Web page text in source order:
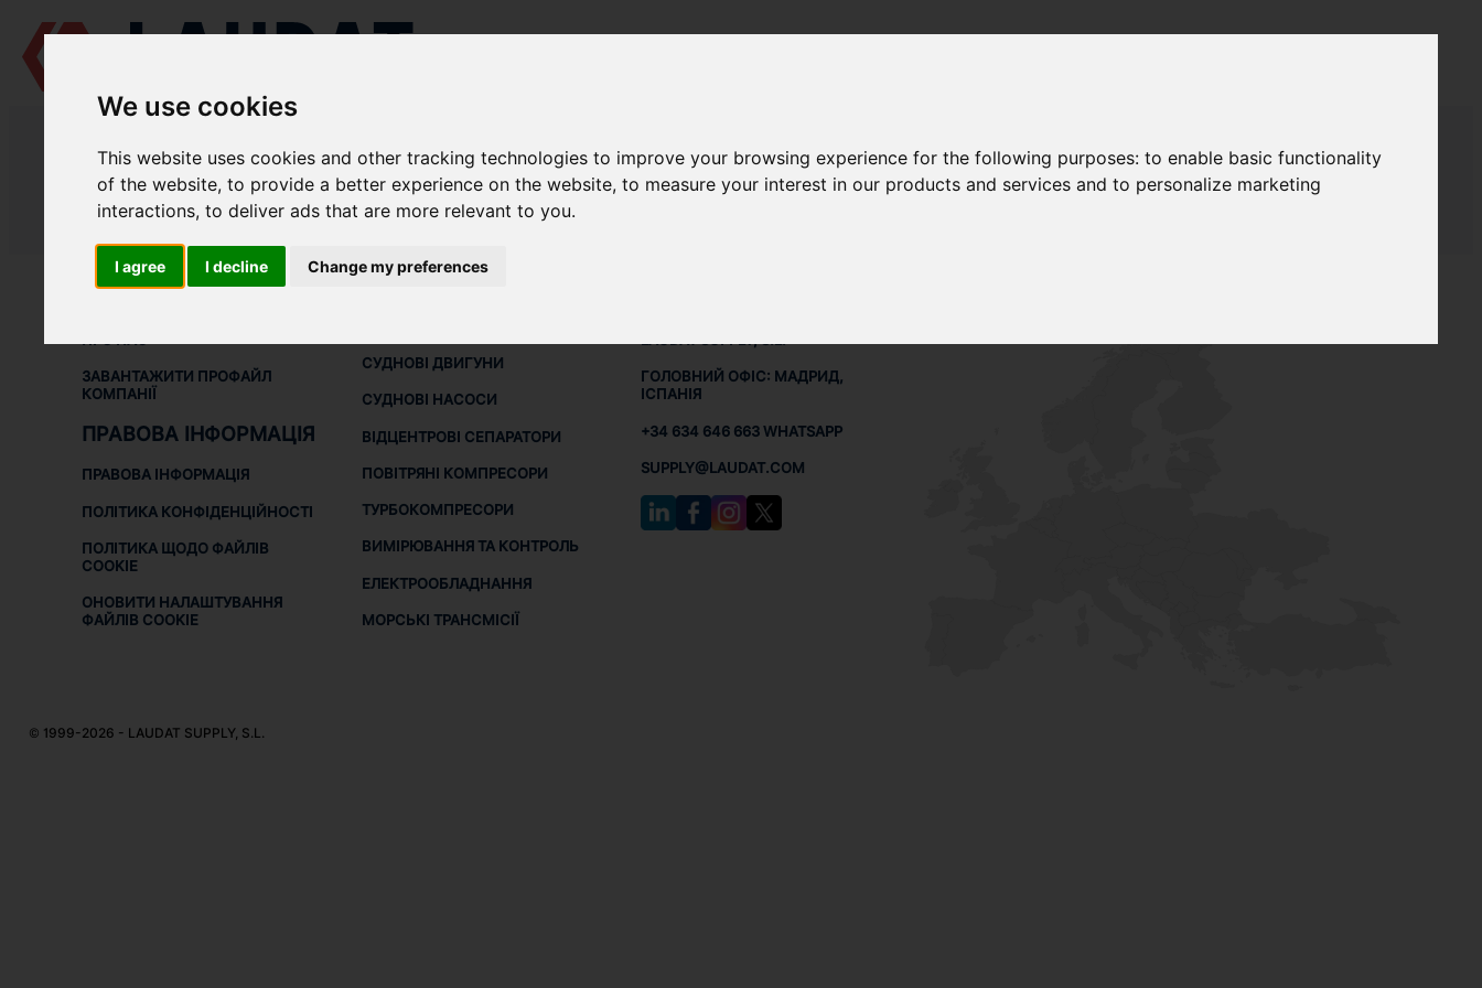
We use cookies
This website uses cookies and other tracking technologies to improve your browsing experience for the following purposes:to enable basic functionality
of the website,to provide a better experience on the website,to measure your interest in our products and services and to personalize marketing
interactions,to deliver ads that are more relevant to you.
I agree I decline Change my preferences
LAUDAT SUPPLY - ЗАПЧАСТИНИ ДЛЯ АОЗГ ЦВС 4/40
ЗАВАНТАЖИТИ ПРОФАЙЛ
КОМПАНІЇ
ПРАВОВА ІНФОРМАЦІЯ
ПРАВОВА ІНФОРМАЦІЯ
ПОЛІТИКА КОНФІДЕНЦІЙНОСТІ
ПОЛІТИКА ЩОДО ФАЙЛІВ
COOKIE
ОНОВИТИ НАЛАШТУВАННЯ
ФАЙЛІВ COOKIE
СУДНОВІ ДВИГУНИ
СУДНОВІ НАСОСИ
ВІДЦЕНТРОВІ СЕПАРАТОРИ
ПОВІТРЯНІ КОМПРЕСОРИ
ТУРБОКОМПРЕСОРИ
ВИМІРЮВАННЯ ТА КОНТРОЛЬ
ЕЛЕКТРООБЛАДНАННЯ
МОРСЬКІ ТРАНСМІСІЇ
ГОЛОВНИЙ ОФІС: МАДРИД,
ІСПАНІЯ
+34 634 646 663 WHATSAPP
SUPPLY@LAUDAT.COM
© 1999-2026 - LAUDAT SUPPLY, S.L.